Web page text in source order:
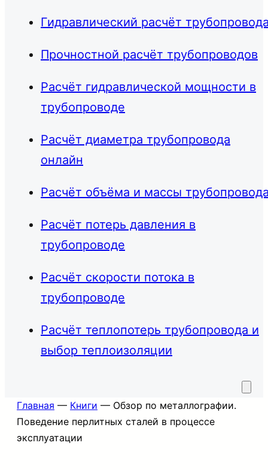
Гидравлический расчёт
Прочностной расчёт трубопроводов
Расчёт гидравлической мощности в
трубопроводе
Расчёт диаметра трубопровода
онлайн
Расчёт объёма и массы
Расчёт потерь давления в
трубопроводе
Расчёт скорости потока в
трубопроводе
Расчёт теплопотерь трубопровода и
выбор теплоизоляции
Главная — Книги — Обзор по металлографии.
Поведение перлитных сталей в процессе
эксплуатации